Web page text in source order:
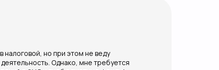
налоговой, но при этом не веду
Однако, мне требуется